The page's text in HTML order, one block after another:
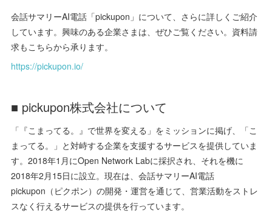
会話サマリーAI電話「pickupon」について、さらに詳しくご紹介
しています。興味のある企業さまは、ぜひご覧ください。資料請
求もこちらから承ります。
https://pickupon.io/
■ pickupon株式会社について
「『こまってる。』で世界を変える」をミッションに掲げ、「こ
まってる。」と対峙する企業を支援するサービスを提供していま
す。2018年1月にOpen Network Labに採択され、それを機に
2018年2月15日に設立。現在は、会話サマリーAI電話
pickupon（ピクポン）の開発・運営を通じて、営業活動をストレ
スなく行えるサービスの提供を行っています。